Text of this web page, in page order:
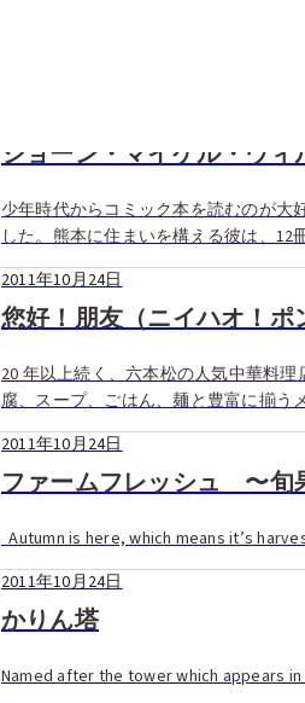
ショーン・マイケル・ウィ
少年時代からコミック本を読むのが大
した。熊本に住まいを構える彼は、
2011年10月24日
您好！朋友（ニイハオ！ポ
20 年以上続く、六本松の人気中華料
腐、スープ、ごはん、麺と豊富に揃う
のボリュー […]
2011年10月24日
ファームフレッシュ 〜旬
Autumn is here, which means it’s
2011年10月24日
かりん塔
Named after the tower which appears